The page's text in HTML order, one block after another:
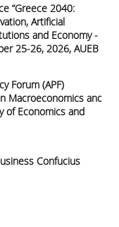
“Greece 2040:
Artificial
and Economy -
25-26, 2026, AUEB
Forum (APF)
Macroeconomics and
of Economics and
Confucius